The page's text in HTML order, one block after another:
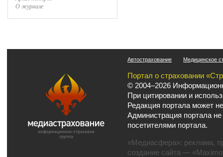
О журнале
Автострахование Медицинское
Портал о страховании
© 2004–2026
При цитировании и
Редакция портала может
Администрация портала
посетителями портала.
«Медиасфера»: реклама,
создание сайта —